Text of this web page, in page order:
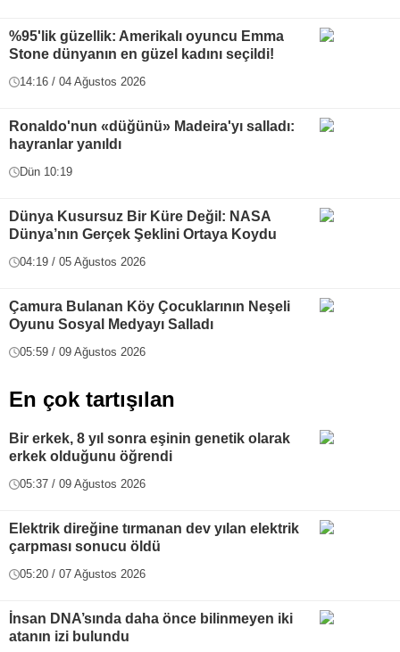
%95'lik güzellik: Amerikalı oyuncu Emma
Stone dünyanın en güzel kadını seçildi!
14:16 / 04 Ağustos 2026
Ronaldo'nun «düğünü» Madeira'yı salladı:
hayranlar yanıldı
Dün 10:19
Dünya Kusursuz Bir Küre Değil: NASA
Dünya’nın Gerçek Şeklini Ortaya Koydu
04:19 / 05 Ağustos 2026
Çamura Bulanan Köy Çocuklarının Neşeli
Oyunu Sosyal Medyayı Salladı
05:59 / 09 Ağustos 2026
En çok tartışılan
Bir erkek, 8 yıl sonra eşinin genetik olarak
erkek olduğunu öğrendi
05:37 / 09 Ağustos 2026
Elektrik direğine tırmanan dev yılan elektrik
çarpması sonucu öldü
05:20 / 07 Ağustos 2026
İnsan DNA’sında daha önce bilinmeyen iki
atanın izi bulundu